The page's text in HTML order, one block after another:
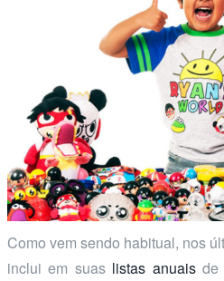
Como vem sendo habitual, nos
inclui em suas listas anuaisde